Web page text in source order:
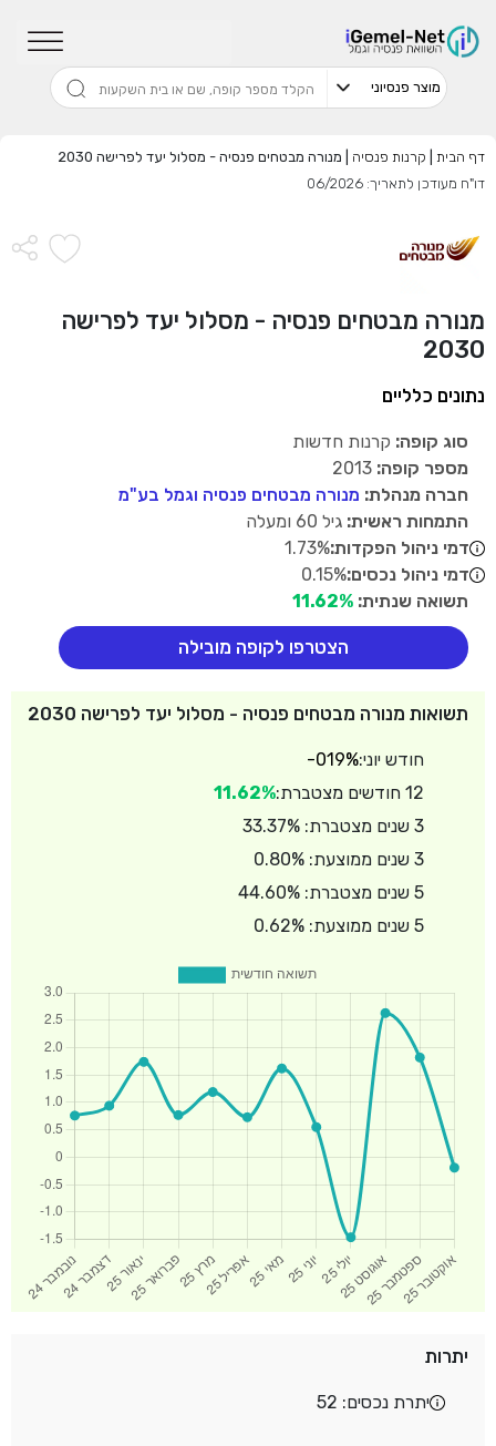
דף הבית קרנות פנסיה
מנורה מבטחים פנסיה - מסלול יעד לפרישה 2030
דו"ח מעודכן לתאריך: 06/2026
מנורה מבטחים פנסיה - מסלול יעד לפרישה
2030
נתונים כלליים
סוג קופה: קרנות חדשות
מספר קופה:
חברה מנהלת: מנורה מבטחים פנסיה וגמל בע"מ
התמחות ראשית: גיל 60 ומעלה
דמי ניהול הפקדות:1.73%
דמי ניהול נכסים:0.15%
תשואה שנתית: 11.62%
הצטרפו לקופה מובילה
תשואות מנורה מבטחים פנסיה - מסלול יעד לפרישה 2030
חודש יוני:-019%
12 חודשים מצטברת:
11.62%
3 שנים מצטברת: 33.37%
3 שנים ממוצעת: 0.80%
5 שנים מצטברת: 44.60%
5 שנים ממוצעת: 0.62%
יתרות
יתרת נכסים: 52
שדרגו למסלול המוביל בתשואה בליווי
מתכנן פיננסי (ללא עלות), השאירו פרטים:
התחל בבדיקה חינם
או מצדדים שלישיים.